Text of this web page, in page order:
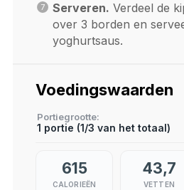
Serveren. Verdeel de
over 3 borden en
yoghurtsaus.
Voedingswaarden
Portiegrootte
1 portie (1/3 van het totaal)
615
CALORIEËN
43,7
VETTEN